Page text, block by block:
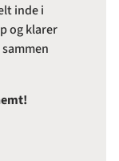
inde i
og klarer